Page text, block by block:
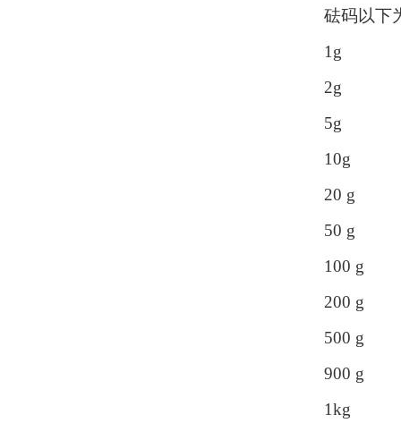
砝码以下
1g
2g
5g
10g
20 g
50 g
100
200
500
900
1kg